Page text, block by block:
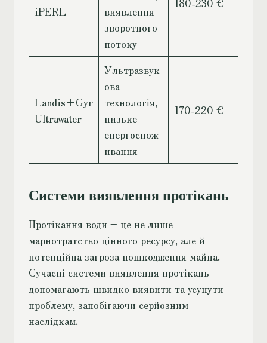
iPERL
виявлення
зворотного
потоку
Landis+Gyr
Ultrawater
Ультразвук
ова
технологія,
низьке
енергоспож
ивання
170-220 €
Системи виявлення протікань
Протікання води – це не лише
марнотратство цінного ресурсу, але й
потенційна загроза пошкодження майна.
Сучасні системи виявлення протікань
допомагають швидко виявити та усунути
проблему, запобігаючи серйозним
наслідкам.